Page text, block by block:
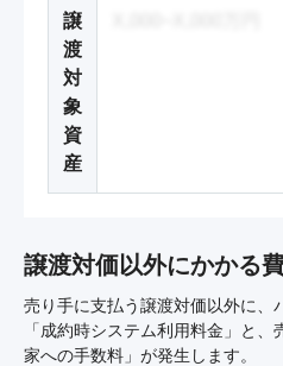
譲
渡
対
象
資
産
譲渡対価以外にかかる
売り手に支払う譲渡対価以外に、
「成約時システム利用料金」と
家への手数料」が発生します。